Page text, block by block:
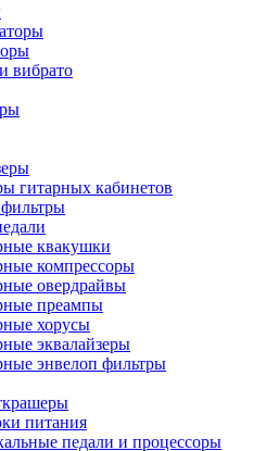
вибрато
гитарных кабинетов
квакушки
компрессоры
овердрайвы
преампы
хорусы
эквалайзеры
энвелоп фильтры
питания
педали и процессоры